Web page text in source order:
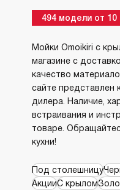
494 модели от 10
Мойки Omoikiri с
магазине с
качество
сайте представлен
дилера. Наличие,
встраивания и
товаре.
кухни!
Под столешницу
АкцииС крылом